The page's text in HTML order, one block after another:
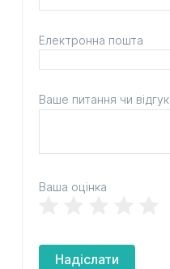
Електронна пошта
Ваше питання чи відгук
Ваша оцінка
Надіслати